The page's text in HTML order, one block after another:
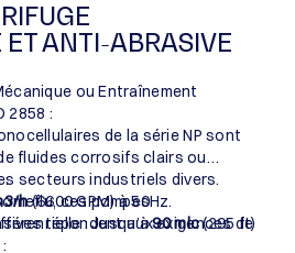
ANTI-ABRASIVE
ou Entraînement
2858 :
de la série NP sont
fluides corrosifs clairs ou
secteurs industriels divers.
ces pompes
répondent aux exigences de
:
h(6600 GPM) à 50Hz.
: Jusqu’à90 mlc(295 ft)